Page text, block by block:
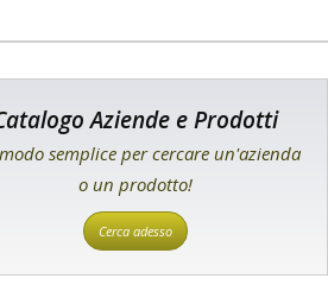
Aziende e Prodotti
semplice per cercare un'azienda
o un prodotto!
Cerca adesso